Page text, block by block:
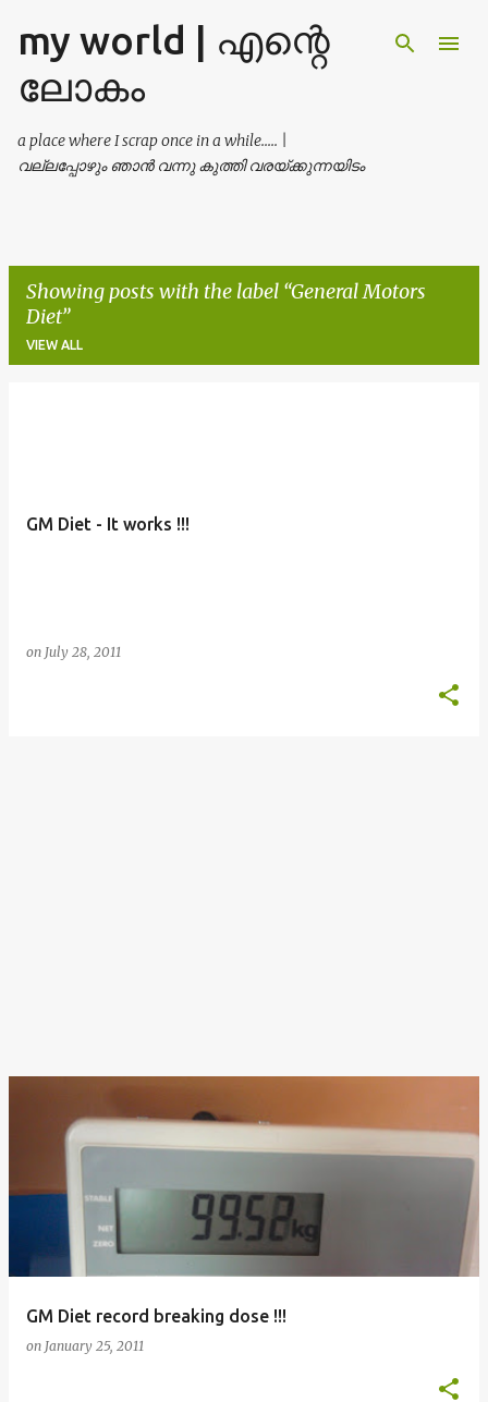
Skip to main content
my world | എന്റെ
ലോകം
a place where I scrap once in a while..... |
വല്ലപ്പോഴും ഞാൻ വന്നു കുത്തി വരയ്ക്കുന്നയിടം
Showing posts with the label General Motors
Diet
VIEW ALL
GM Diet - It works !!!
on July 28, 2011
GM Diet record breaking dose !!!
on January 25, 2011